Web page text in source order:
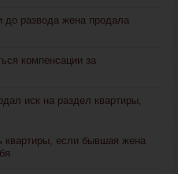
до развода жена продала
компенсации за
иск на раздел квартиры,
квартиры, если бывшая жена